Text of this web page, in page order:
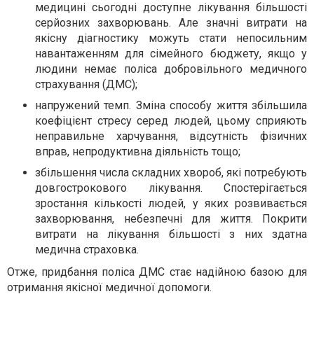
медицині сьогодні доступне лікування більшості
серйозних захворювань. Але значні витрати на
якісну діагностику можуть стати непосильним
навантаженням для сімейного бюджету, якщо у
людини немає поліса добровільного медичного
страхування (ДМС);
напружений темп. Зміна способу життя збільшила
коефіцієнт стресу серед людей, цьому сприяють
неправильне харчування, відсутність фізичних
вправ, непродуктивна діяльність тощо;
збільшення числа складних хвороб, які потребують
довгострокового лікування. Спостерігається
зростання кількості людей, у яких розвивається
захворювання, небезпечні для життя. Покрити
витрати на лікування більшості з них здатна
медична страховка.
Отже, придбання поліса ДМС стає надійною базою для
отримання якісної медичної допомоги.